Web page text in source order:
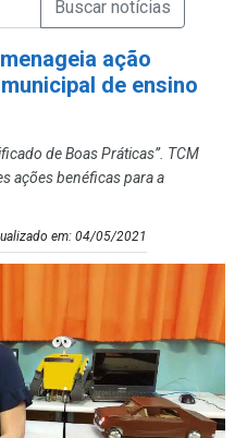
ação
de ensino
de Boas Práticas”. TCM
ações benéficas para a
em: 04/05/2021